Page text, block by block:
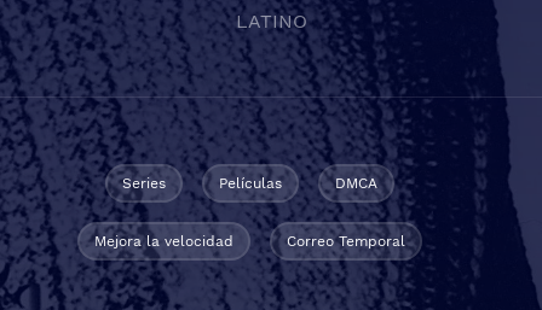
LATINO
Series Películas DMCA
Mejora la velocidad Correo Temporal